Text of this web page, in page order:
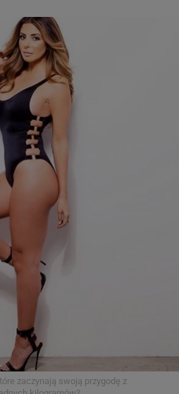
zaczynają swoją przygodę z